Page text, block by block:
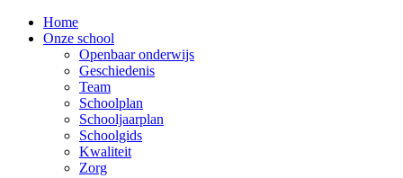
Home
Onze school
Openbaar onderwijs
Geschiedenis
Team
Schoolplan
Schooljaarplan
Schoolgids
Kwaliteit
Zorg